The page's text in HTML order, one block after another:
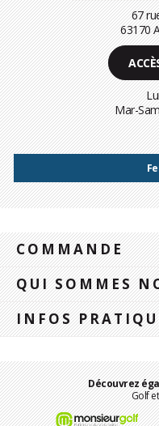
67
63170
Mar-
COMMANDE
QUI SOMMES
INFOS
Découvrez
Golf